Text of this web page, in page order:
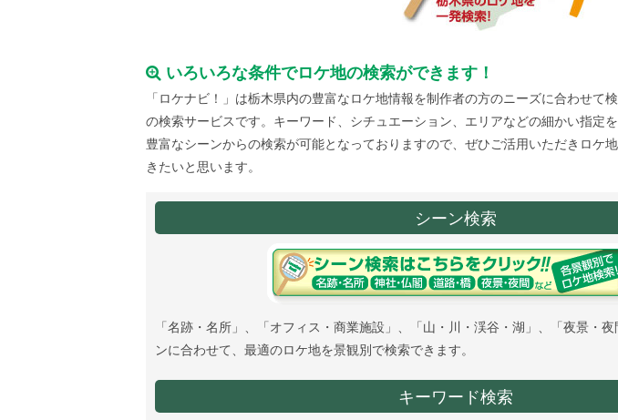
いろいろな条件でロケ地の検索ができます！
「ロケナビ！」は栃木県内の豊富なロケ地情報を制作者の方のニーズに合わせて
の検索サービスです。キーワード、シチュエーション、エリアなどの細かい指定を
豊富なシーンからの検索が可能となっておりますので、ぜひご活用いただきロケ
きたいと思います。
シーン検索
「名跡・名所」、「オフィス・商業施設」、「山・川・渓谷・湖」、「夜景・
ンに合わせて、最適のロケ地を景観別で検索できます。
キーワード検索